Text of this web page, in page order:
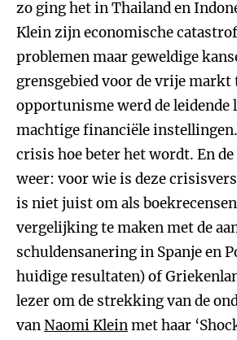
zo ging het in Thailand en
Klein zijn economische
problemen maar geweldige
grensgebied voor de vrije markt
opportunisme werd de leidende
machtige financiële
crisis hoe beter het wordt. En de
weer: voor wie is deze
is niet juist om als
vergelijking te maken met de
schuldensanering in Spanje en
huidige resultaten) of
lezer om de strekking van de
vanNaomi Kleinmet haar